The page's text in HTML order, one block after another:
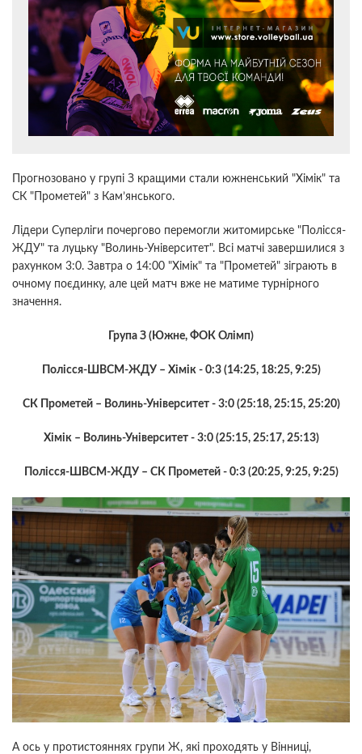
Прогнозовано у групі З кращими стали южненський "Хімік" та
СК "Прометей" з Кам’янського.
Лідери Суперліги почергово перемогли житомирське "Полісся-
ЖДУ" та луцьку "Волинь-Університет". Всі матчі завершилися з
рахунком 3:0. Завтра о 14:00 "Хімік" та "Прометей" зіграють в
очному поєдинку, але цей матч вже не матиме турнірного
значення.
Група З (Южне, ФОК Олімп)
Полісся-ШВСМ-ЖДУ – Хімік - 0:3 (14:25, 18:25, 9:25)
СК Прометей – Волинь-Університет - 3:0 (25:18, 25:15, 25:20)
Хімік – Волинь-Університет - 3:0 (25:15, 25:17, 25:13)
Полісся-ШВСМ-ЖДУ – СК Прометей - 0:3 (20:25, 9:25, 9:25)
А ось у протистояннях групи Ж, які проходять у Вінниці,